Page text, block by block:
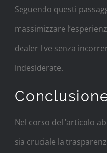
Seguendo questi
massimizzare
dealer live senza
indesiderate.
Nel corso dell’articolo
sia cruciale la